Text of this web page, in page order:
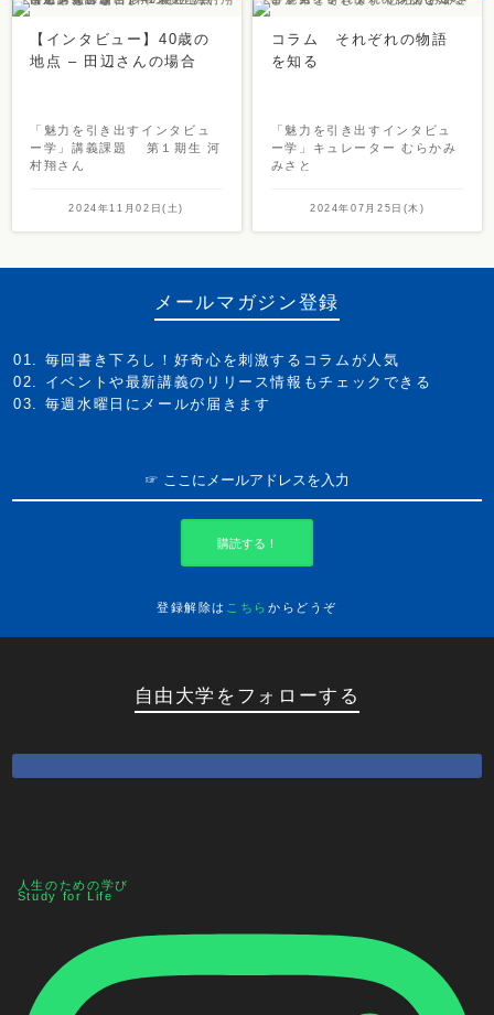
【インタビュー】40歳の
地点 – 田辺さんの場合
「魅力を引き出すインタビュ
ー学」講義課題 第１期生 河
村翔さん
2024年11月02日(土)
コラム それぞれの物語
を知る
「魅力を引き出すインタビュ
ー学」キュレーター むらかみ
みさと
2024年07月25日(木)
メールマガジン登録
毎回書き下ろし！好奇心を刺激するコラムが人気
イベントや最新講義のリリース情報もチェックできる
毎週水曜日にメールが届きます
購読する！
登録解除は こちら からどうぞ
自由大学をフォローする
人生のための学び
Study for Life